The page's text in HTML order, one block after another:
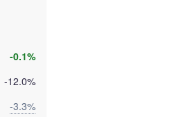
-0.1%
-12.0%
-3.3%